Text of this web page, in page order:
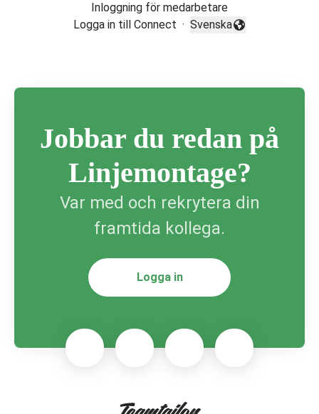
Inloggning för medarbetare
Logga in till Connect ·
Byt språk
Svenska
Jobbar du redan på
Linjemontage?
Var med och rekrytera din
framtida kollega.
Logga in